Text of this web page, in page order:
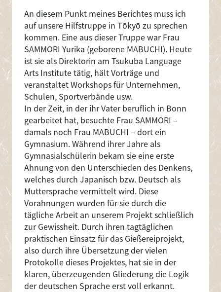
An diesem Punkt meines Berichtes muss ich
auf unsere Hilfstruppe in Tōkyō zu sprechen
kommen. Eine aus dieser Truppe war Frau
SAMMORI Yurika (geborene MABUCHI). Heute
ist sie als Direktorin am Tsukuba Language
Arts Institute tätig, hält Vorträge und
veranstaltet Workshops für Unternehmen,
Schulen, Sportverbände usw.
In der Zeit, in der ihr Vater beruflich in Bonn
gearbeitet hat, besuchte Frau SAMMORI –
damals noch Frau MABUCHI – dort ein
Gymnasium. Während ihrer Jahre als
Gymnasialschülerin bekam sie eine erste
Ahnung von den Unterschieden des Denkens,
welches durch Japanisch bzw. Deutsch als
Muttersprache vermittelt wird. Diese
Vorahnungen wurden für sie durch die
tägliche Arbeit an unserem Projekt schließlich
zur Gewissheit. Durch ihren tagtäglichen
praktischen Einsatz für das Gießereiprojekt,
also durch ihre Übersetzung der vielen
Protokolle dieses Projektes, hat sie in der
klaren, überzeugenden Gliederung die Logik
der deutschen Sprache erst voll erkannt.